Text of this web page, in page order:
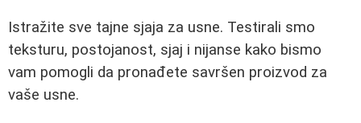
Istražite sve tajne sjaja za usne. Testirali smo
teksturu, postojanost, sjaj i nijanse kako bismo
vam pomogli da pronađete savršen proizvod za
vaše usne.